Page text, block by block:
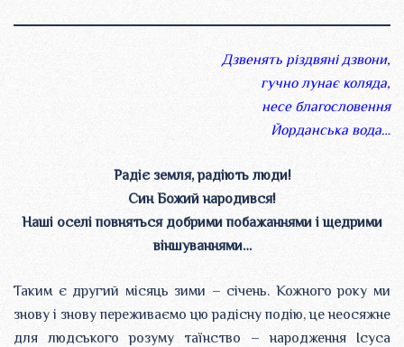
Дзвенять різдвяні дзвони,
гучно лунає коляда,
несе благословення
Йорданська вода…
Радіє земля, радіють люди!
Син Божий народився!
Наші оселі повняться добрими побажаннями і щедрими
віншуваннями…
Таким є другий місяць зими – січень. Кожного року ми
знову і знову переживаємо цю радісну подію, це неосяжне
для людського розуму таїнство – народження Ісуса